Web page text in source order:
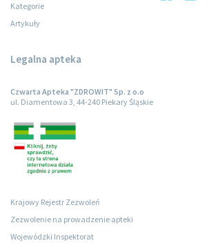
Kategorie
Artykuły
Legalna apteka
Czwarta Apteka "ZDROWIT" Sp. z o.o
ul. Diamentowa 3, 44-240 Piekary Śląskie
Krajowy Rejestr Zezwoleń
Zezwolenie na prowadzenie apteki
Wojewódzki Inspektorat